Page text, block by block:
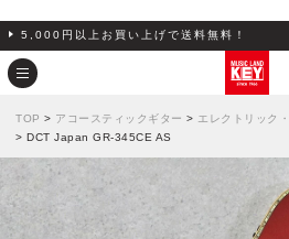
5,000円以上お買い上げで送料無料！
TOP > アコースティックギター > エレクトリック
> DCT Japan GR-345CE AS